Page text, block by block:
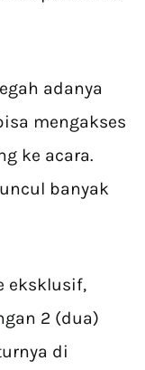
adanya
mengakses
ke acara.
banyak
eksklusif,
2 (dua)
di